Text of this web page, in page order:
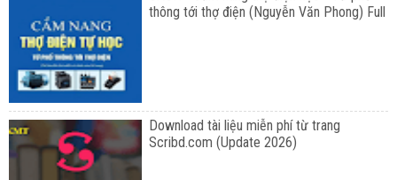
thông tới thợ điện (Nguyễn Văn Phong) Full
Download tài liệu miễn phí từ trang
Scribd.com (Update 2026)